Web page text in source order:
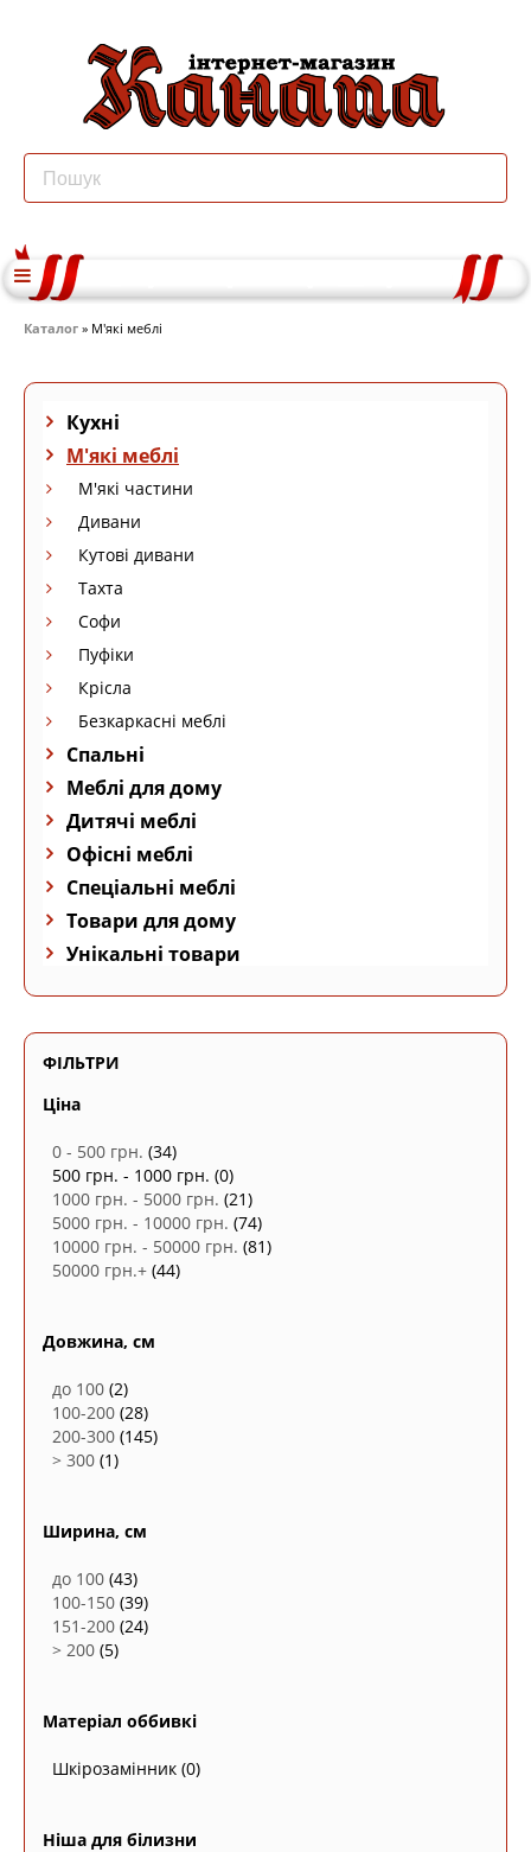
Каталог » М'які меблі
Кухні
М'які меблі
М'які частини
Дивани
Кутові дивани
Тахта
Софи
Пуфіки
Крісла
Безкаркасні меблі
Спальні
Меблі для дому
Дитячі меблі
Офісні меблі
Спеціальні меблі
Товари для дому
Унікальні товари
ФІЛЬТРИ
Ціна
0 - 500 грн. (34)
500 грн. - 1000 грн. (0)
1000 грн. - 5000 грн. (21)
5000 грн. - 10000 грн. (74)
10000 грн. - 50000 грн. (81)
50000 грн.+ (44)
Довжина, см
до 100 (2)
100-200 (28)
200-300 (145)
> 300 (1)
Ширина, см
до 100 (43)
100-150 (39)
151-200 (24)
> 200 (5)
Матеріал оббивкі
Шкірозамінник (0)
Ніша для білизни